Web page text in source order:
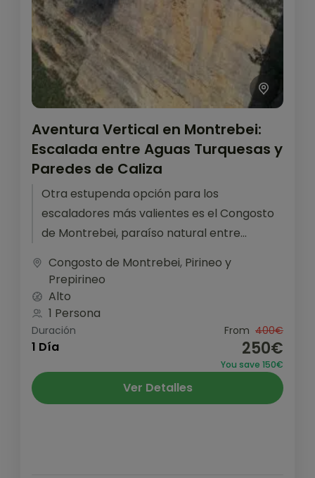
Aventura Vertical en Montrebei:
Escalada entre Aguas Turquesas y
Paredes de Caliza
Otra estupenda opción para los
escaladores más valientes es el Congosto
de Montrebei, paraíso natural entre
una experiencia...
Congosto de Montrebei, Pirineo y
Prepirineo
Alto
1 Persona
Duración
1 Día
From 400€
250€
You save 150€
Ver Detalles